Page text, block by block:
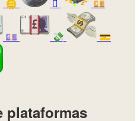
🪙 🪎 💴
💷 💸 💳
plataformas